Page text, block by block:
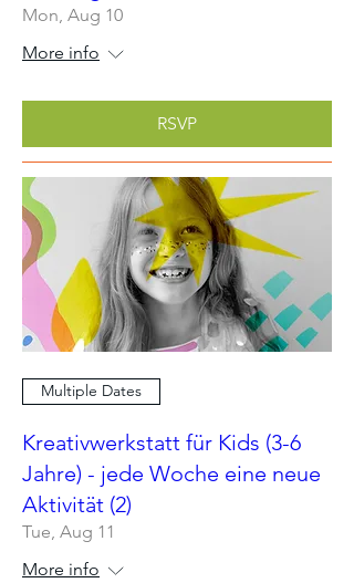
Mon, Aug 10
More info
RSVP
Multiple Dates
Kreativwerkstatt für Kids (3-6
Jahre) - jede Woche eine neue
Aktivität (2)
Tue, Aug 11
More info